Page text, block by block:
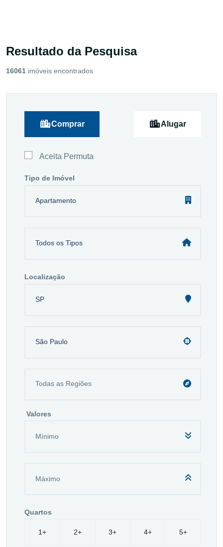
Resultado da Pesquisa
16061 imóveis encontrados
Comprar Alugar
Aceita Permuta
Tipo de Imóvel
Apartamento
Todos os Tipos
Localização
SP
São Paulo
Valores
Quartos
1+ 2+ 3+ 4+ 5+